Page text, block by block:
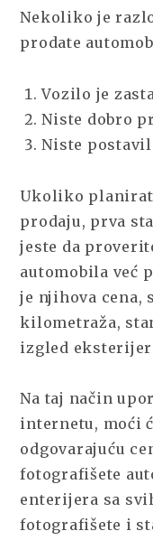
Nekoliko je
prodate
Vozilo je
Niste dobro
Niste
Ukoliko
prodaju, prva
jeste da
automobila već
je njihova cena,
kilometraža,
izgled
Na taj način
internetu, moći
odgovarajuću
fotografišete
enterijera sa
fotografišete i